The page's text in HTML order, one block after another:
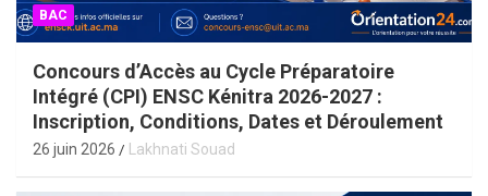
BAC
Concours d’Accès au Cycle Préparatoire
Intégré (CPI) ENSC Kénitra 2026-2027 :
Inscription, Conditions, Dates et Déroulement
26 juin 2026 Lakhnati Souad